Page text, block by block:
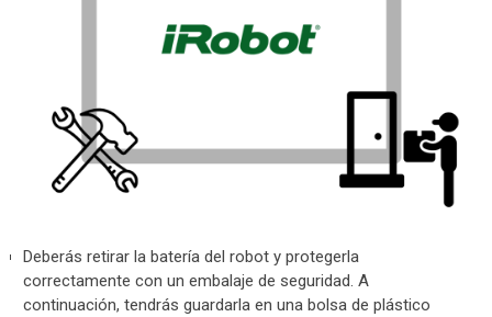
Deberás retirar la batería del robot y protegerla
correctamente con un embalaje de seguridad. A
continuación, tendrás guardarla en una bolsa de plástico